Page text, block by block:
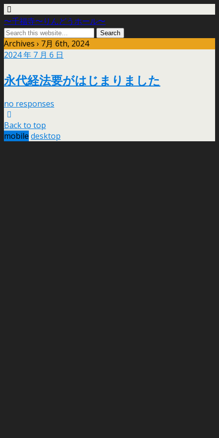
〜千福寺〜りんどうホール〜
Archives › 7月 6th, 2024
2024 年 7 月 6 日
永代経法要がはじまりました
no responses
Back to top
mobile desktop